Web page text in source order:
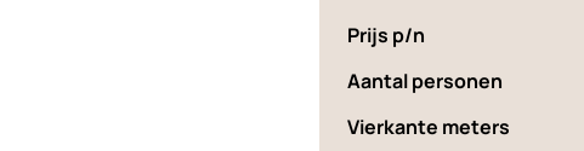
Prijs p/n
Aantal personen
Vierkante meters